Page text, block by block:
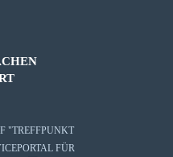
"TREFFPUNKT
FÜR